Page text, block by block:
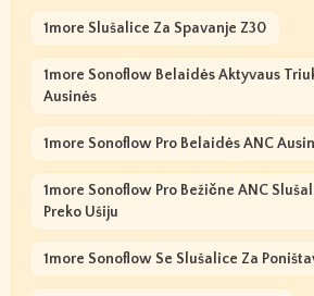
1more Slušalice Za Spavanje Z30
1more Sonoflow Belaidės Aktyvaus
Ausinės
1more Sonoflow Pro Belaidės ANC
1more Sonoflow Pro Bežične ANC
Preko Ušiju
1more Sonoflow Se Slušalice Za